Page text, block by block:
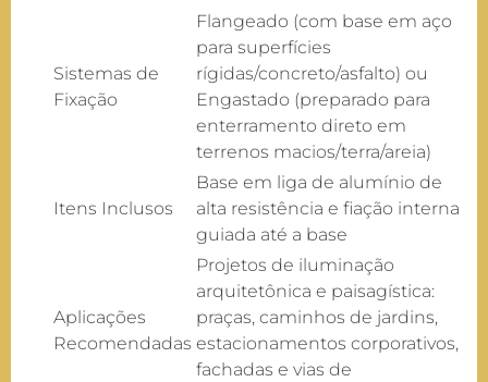
Sistemas de
Fixação
Flangeado (com base em aço
para superfícies
rígidas/concreto/asfalto) ou
Engastado (preparado para
enterramento direto em
terrenos macios/terra/areia)
Itens Inclusos
Base em liga de alumínio de
alta resistência e fiação interna
guiada até a base
Aplicações
Recomendadas
Projetos de iluminação
arquitetônica e paisagística:
praças, caminhos de jardins,
estacionamentos corporativos,
fachadas e vias de